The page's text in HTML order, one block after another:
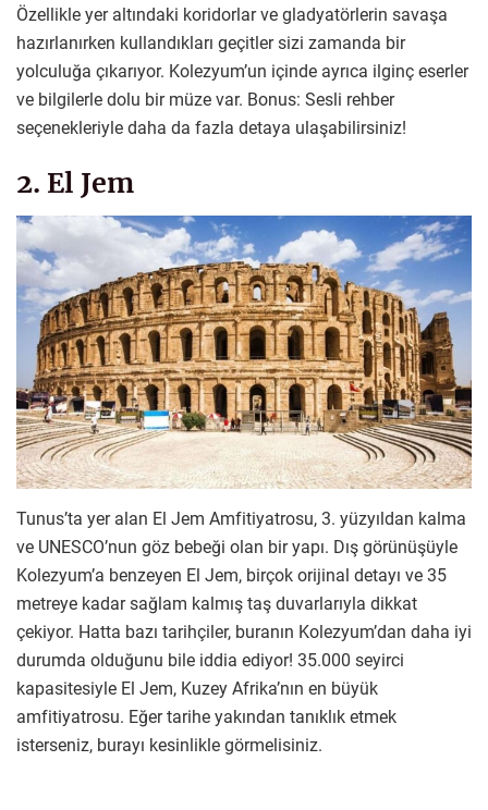
Özellikle yer altındaki koridorlar ve gladyatörlerin savaşa
hazırlanırken kullandıkları geçitler sizi zamanda bir
yolculuğa çıkarıyor. Kolezyum’un içinde ayrıca ilginç eserler
ve bilgilerle dolu bir müze var. Bonus: Sesli rehber
seçenekleriyle daha da fazla detaya ulaşabilirsiniz!
2. El Jem
Tunus’ta yer alan El Jem Amfitiyatrosu, 3. yüzyıldan kalma
ve UNESCO’nun göz bebeği olan bir yapı. Dış görünüşüyle
Kolezyum’a benzeyen El Jem, birçok orijinal detayı ve 35
metreye kadar sağlam kalmış taş duvarlarıyla dikkat
çekiyor. Hatta bazı tarihçiler, buranın Kolezyum’dan daha iyi
durumda olduğunu bile iddia ediyor! 35.000 seyirci
kapasitesiyle El Jem, Kuzey Afrika’nın en büyük
amfitiyatrosu. Eğer tarihe yakından tanıklık etmek
isterseniz, burayı kesinlikle görmelisiniz.